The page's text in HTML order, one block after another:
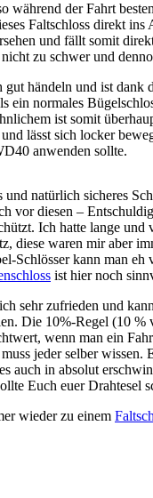
während der Fahrt
Faltschloss direkt ins
und fällt somit
zu schwer und
gut händeln und ist dank
ein normales
ist somit
lässt sich locker
anwenden sollte.
und natürlich sicheres
vor diesen –
Ich hatte lange und
diese waren mir aber
Schlösser kann man eh
ist hier noch
sehr zufrieden und
Die 10%-Regel (10 %
wenn man ein
jeder selber wissen.
auch in absolut
Euch euer Drahtesel
wieder zu einem